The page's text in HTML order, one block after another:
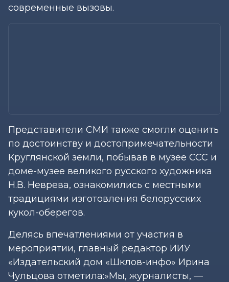
современные вызовы.
Представители СМИ также смогли оценить
по достоинству и достопримечательности
Круглянской земли, побывав в музее ССС и
доме-музее великого русского художника
Н.В. Неврева, ознакомились с местными
традициями изготовления белорусских
кукол-оберегов.
Делясь впечатлениями от участия в
мероприятии, главный редактор ИИУ
«Издательский дом «Шклов-инфо» Ирина
Чульцова отметила:»Мы, журналисты, —